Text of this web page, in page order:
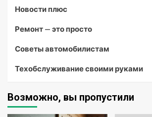
Новости плюс
Ремонт — это просто
Советы автомобилистам
Техобслуживание своими руками
Возможно, вы пропустили